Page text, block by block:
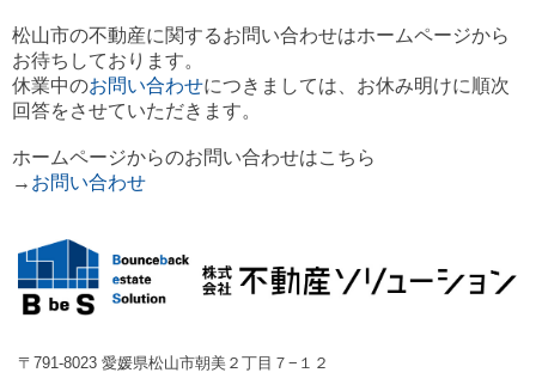
松山市の不動産に関するお問い合わせはホームページから
お待ちしております。
休業中のお問い合わせにつきましては、お休み明けに順次
回答をさせていただきます。
ホームページからのお問い合わせはこちら
→ お問い合わせ
〒791-8023 愛媛県松山市朝美２丁目７−１２